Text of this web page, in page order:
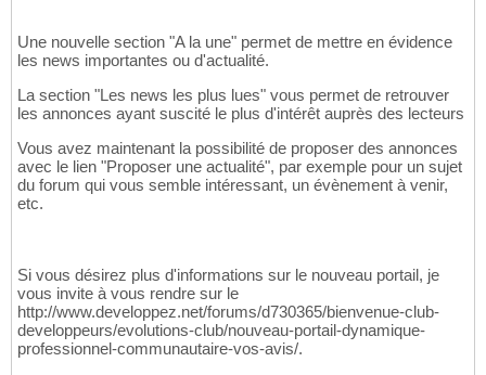
Une nouvelle section "A la une" permet de mettre en évidence
les news importantes ou d'actualité.
La section "Les news les plus lues" vous permet de retrouver
les annonces ayant suscité le plus d'intérêt auprès des lecteurs
Vous avez maintenant la possibilité de proposer des annonces
avec le lien "Proposer une actualité", par exemple pour un sujet
du forum qui vous semble intéressant, un évènement à venir,
etc.
Si vous désirez plus d'informations sur le nouveau portail, je
vous invite à vous rendre sur le
http://www.developpez.net/forums/d730365/bienvenue-club-
developpeurs/evolutions-club/nouveau-portail-dynamique-
professionnel-communautaire-vos-avis/.